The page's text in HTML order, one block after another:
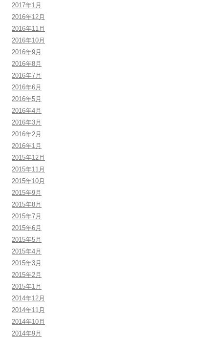
2017年1月
2016年12月
2016年11月
2016年10月
2016年9月
2016年8月
2016年7月
2016年6月
2016年5月
2016年4月
2016年3月
2016年2月
2016年1月
2015年12月
2015年11月
2015年10月
2015年9月
2015年8月
2015年7月
2015年6月
2015年5月
2015年4月
2015年3月
2015年2月
2015年1月
2014年12月
2014年11月
2014年10月
2014年9月